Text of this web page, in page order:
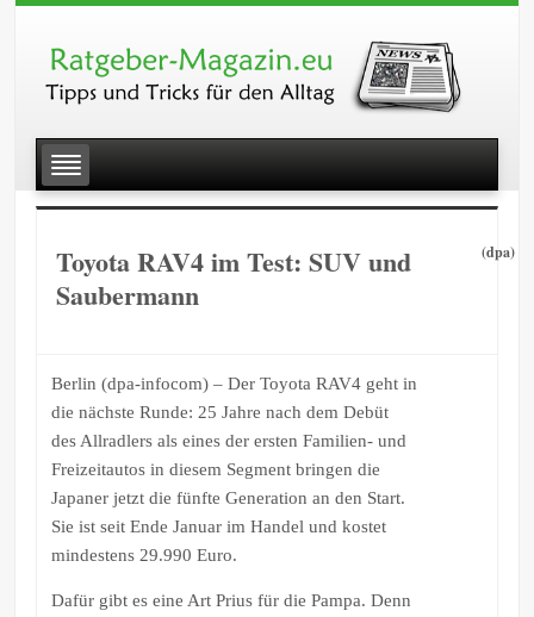
Toyota RAV4 im Test: SUV und
Saubermann
(dpa)
Berlin (dpa-infocom) – Der Toyota RAV4 geht in
die nächste Runde: 25 Jahre nach dem Debüt
des Allradlers als eines der ersten Familien- und
Freizeitautos in diesem Segment bringen die
Japaner jetzt die fünfte Generation an den Start.
Sie ist seit Ende Januar im Handel und kostet
mindestens 29.990 Euro.
Dafür gibt es eine Art Prius für die Pampa. Denn